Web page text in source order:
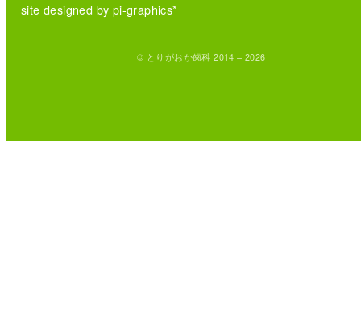
site designed by pi-graphics*
© とりがおか歯科 2014 – 2026